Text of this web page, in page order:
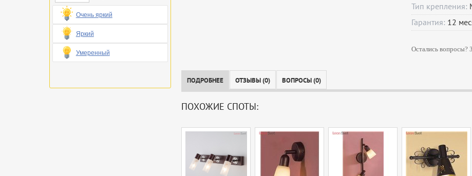
Очень яркий
Яркий
Умеренный
Тип крепления:
Гарантия: 12
Остались вопросы?
ПОДРОБНЕЕ ОТЗЫВЫ (0) ВОПРОСЫ (0)
ПОХОЖИЕ СПОТЫ: